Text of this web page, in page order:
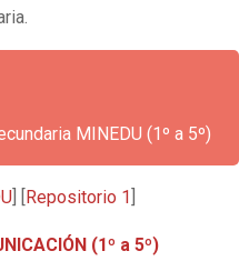
MINEDU (1º a 5º)
] [Repositorio 1]
(1º a 5º)